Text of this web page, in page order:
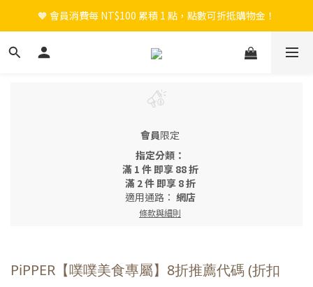
🎉 新會員註冊立即送 $200 購物金＋首購免運！
🧡 會員消費每 NT$100 累積 1 點，點數可折抵購物金！
🎉 新會員註冊立即送 $200 購物金＋首購免運！
會員限定
指定分類：
滿 1 件 即享 88 折
滿 2 件 即享 8 折
適用通路： 網店
條款與細則
PiPPER【噗噗美食專屬】8折推薦代碼 (折扣